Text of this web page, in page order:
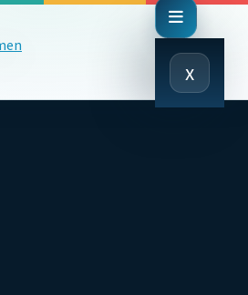
x
Close
Menu